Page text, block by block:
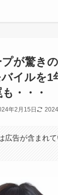
が驚き
イルを1
・・・
年2月15日
広告が含まれ